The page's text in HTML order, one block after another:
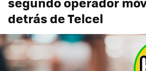
detrás de Telcel